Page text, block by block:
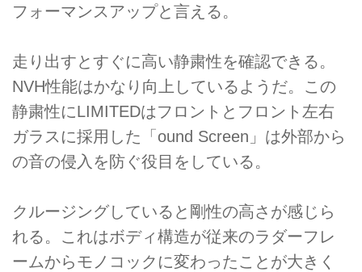
フォーマンスアップと言える。
走り出すとすぐに高い静粛性を確認できる。
NVH性能はかなり向上しているようだ。この
静粛性にLIMITEDはフロントとフロント左右
ガラスに採用した「ound Screen」は外部から
の音の侵入を防ぐ役目をしている。
クルージングしていると剛性の高さが感じら
れる。これはボディ構造が従来のラダーフレ
ームからモノコックに変わったことが大きく